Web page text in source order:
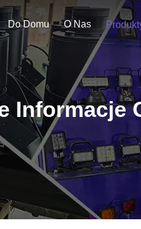
Do Domu O Nas
Informacje